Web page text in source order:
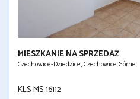
MIESZKANIE NA SPRZEDAŻ
Czechowice-Dziedzice, Czechowice Górne
KLS-MS-16112